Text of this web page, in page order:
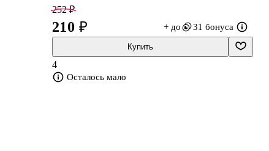
252 ₽
210 ₽ + до 31 бонуса
Купить
4
Осталось мало